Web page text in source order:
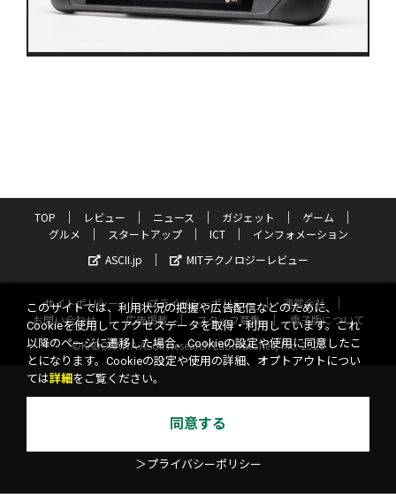
TOP レビュー ニュース ガジェット
ゲーム
グルメ
スタートアップ ICT
インフォメーション
ASCII.jp
MITテクノロジーレビュー
サイトポリシー プライバシーポリシー
運営会社
お問い合わせ
広告掲載 スタッフ募集
電子版について
©KADOKAWA ASCII Research Laboratories, Inc. 2026
このサイトでは、利用状況の把握や広告配信などのために、
Cookieを使用してアクセスデータを取得・利用しています。これ
以降のページに遷移した場合、Cookieの設定や使用に同意したこ
とになります。Cookieの設定や使用の詳細、オプトアウトについ
ては詳細 をご覧ください。
同意する
＞プライバシーポリシー